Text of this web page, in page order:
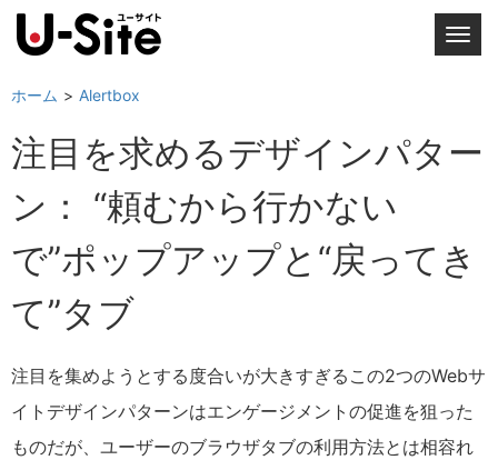
T
l
v
i
i
o
n
ホーム Alertbox
注目を求めるデザインパター
ン： “頼むから行かない
で”ポップアップと“戻ってき
て”タブ
注目を集めようとする度合いが大きすぎるこの2つのWebサ
イトデザインパターンはエンゲージメントの促進を狙った
ものだが、ユーザーのブラウザタブの利用方法とは相容れ